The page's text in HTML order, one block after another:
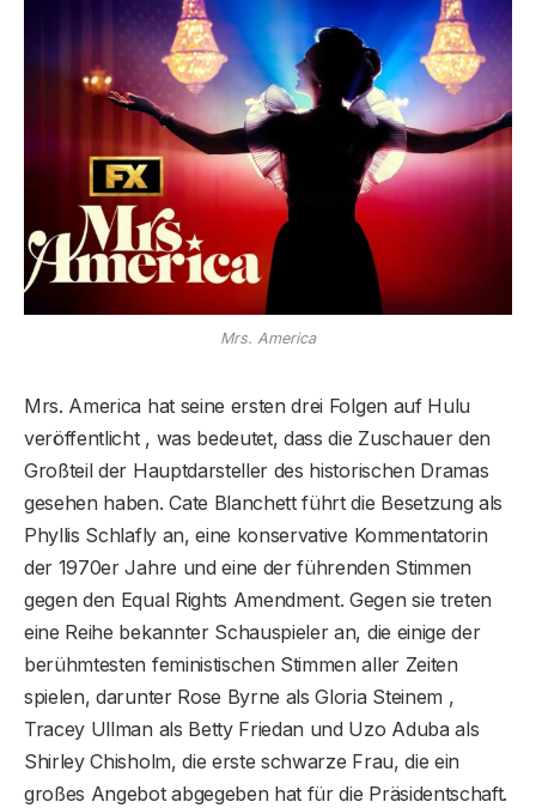
Mrs. America
Mrs. America hat seine ersten drei Folgen auf Hulu
veröffentlicht , was bedeutet, dass die Zuschauer den
Großteil der Hauptdarsteller des historischen Dramas
gesehen haben. Cate Blanchett führt die Besetzung als
Phyllis Schlafly an, eine konservative Kommentatorin
der 1970er Jahre und eine der führenden Stimmen
gegen den Equal Rights Amendment. Gegen sie treten
eine Reihe bekannter Schauspieler an, die einige der
berühmtesten feministischen Stimmen aller Zeiten
spielen, darunter Rose Byrne als Gloria Steinem ,
Tracey Ullman als Betty Friedan und Uzo Aduba als
Shirley Chisholm, die erste schwarze Frau, die ein
großes Angebot abgegeben hat für die Präsidentschaft.